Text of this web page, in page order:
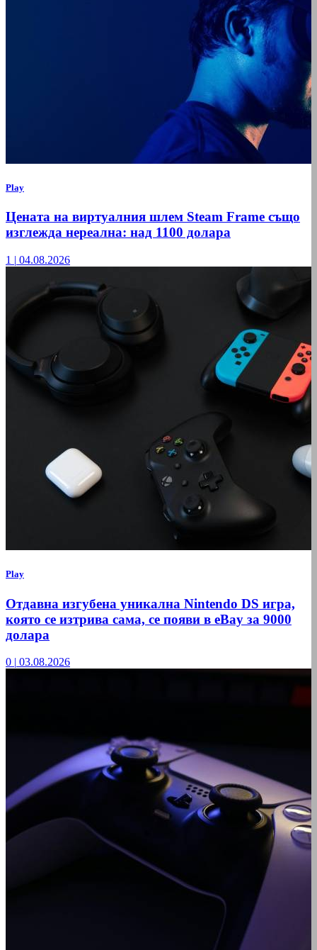
Play
Цената на виртуалния шлем Steam Frame също
изглежда нереална: над 1100 долара
1 | 04.08.2026
Play
Отдавна изгубена уникална Nintendo DS игра,
която се изтрива сама, се появи в eBay за 9000
долара
0 | 03.08.2026